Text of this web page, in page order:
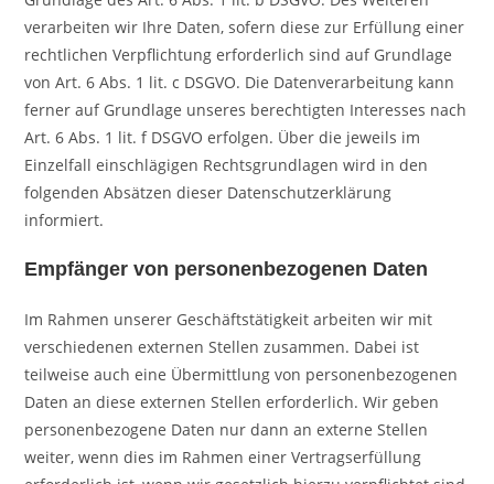
verarbeiten wir Ihre Daten, sofern diese zur Erfüllung einer
rechtlichen Verpflichtung erforderlich sind auf Grundlage
von Art. 6 Abs. 1 lit. c DSGVO. Die Datenverarbeitung kann
ferner auf Grundlage unseres berechtigten Interesses nach
Art. 6 Abs. 1 lit. f DSGVO erfolgen. Über die jeweils im
Einzelfall einschlägigen Rechtsgrundlagen wird in den
folgenden Absätzen dieser Datenschutzerklärung
informiert.
Empfänger von personenbezogenen Daten
Im Rahmen unserer Geschäftstätigkeit arbeiten wir mit
verschiedenen externen Stellen zusammen. Dabei ist
teilweise auch eine Übermittlung von personenbezogenen
Daten an diese externen Stellen erforderlich. Wir geben
personenbezogene Daten nur dann an externe Stellen
weiter, wenn dies im Rahmen einer Vertragserfüllung